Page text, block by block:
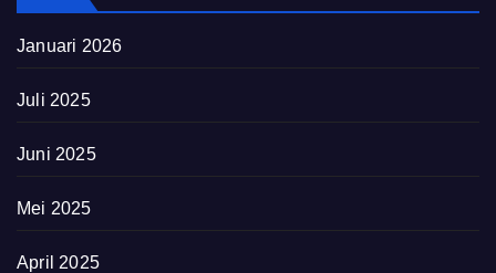
Januari 2026
Juli 2025
Juni 2025
Mei 2025
April 2025